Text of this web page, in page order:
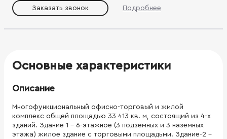
Заказать звонок Подробнее
Основные характеристики
Описание
Многофункциональный офисно-торговый и жилой
комплекс общей площадью 33 413 кв. м, состоящий из 4-х
зданий. Здание 1 - 6-этажное (3 подземных и 3 наземных
этажа) жилое здание с торговыми площадьми. Здание-2 -